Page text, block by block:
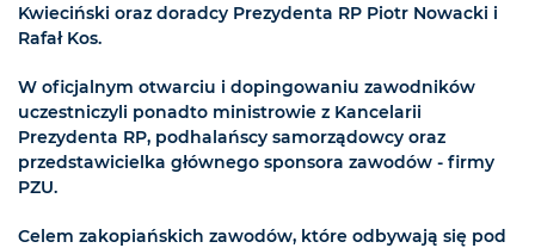
Kwieciński oraz doradcy Prezydenta RP Piotr Nowacki i
Rafał Kos.
W oficjalnym otwarciu i dopingowaniu zawodników
uczestniczyli ponadto ministrowie z Kancelarii
Prezydenta RP, podhalańscy samorządowcy oraz
przedstawicielka głównego sponsora zawodów - firmy
PZU.
Celem zakopiańskich zawodów, które odbywają się pod